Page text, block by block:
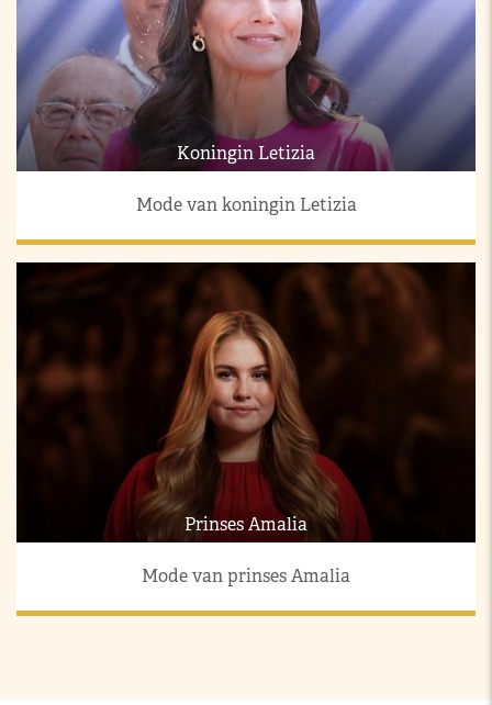
Koningin Letizia
Mode van koningin Letizia
Prinses Amalia
Mode van prinses Amalia